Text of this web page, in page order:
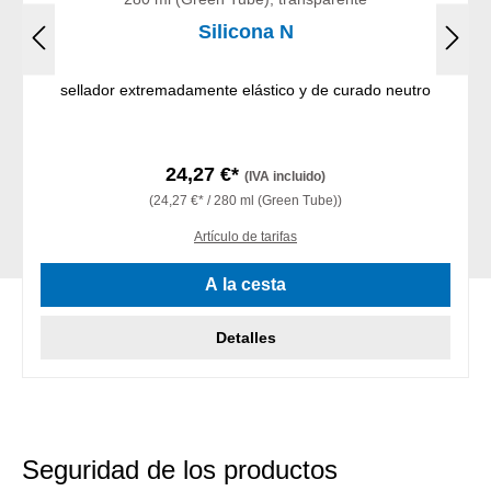
Silicona N
sellador extremadamente elástico y de curado neutro
24,27 €* (IVA incluido)
(24,27 €* / 280 ml (Green Tube))
Artículo de tarifas
A la cesta
Detalles
Seguridad de los productos